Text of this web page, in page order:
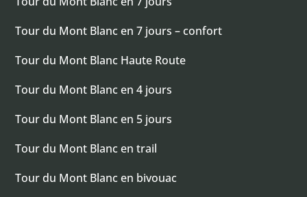
Tour du Mont Blanc en 7 jours – confort
Tour du Mont Blanc Haute Route
Tour du Mont Blanc en 4 jours
Tour du Mont Blanc en 5 jours
Tour du Mont Blanc en trail
Tour du Mont Blanc en bivouac